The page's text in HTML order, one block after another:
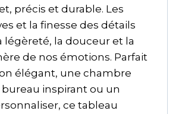
précis et durable. Les
et la finesse des détails
légèreté, la douceur et la
de nos émotions. Parfait
élégant, une chambre
inspirant ou un
ce tableau